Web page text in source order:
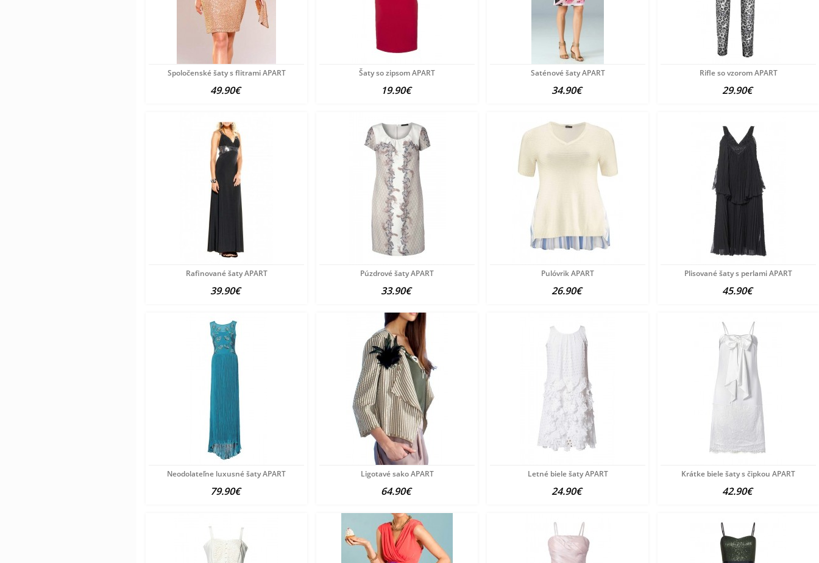
Spoločenské šaty s flitrami APART
49.90€
Šaty so zipsom APART
19.90€
Saténové šaty APART
34.90€
Rifle so vzorom APART
29.90€
Rafinované šaty APART
39.90€
Púzdrové šaty APART
33.90€
Pulóvrik APART
26.90€
Plisované šaty s perlami APART
45.90€
Neodolateľne luxusné šaty APART
79.90€
Ligotavé sako APART
64.90€
Letné biele šaty APART
24.90€
Krátke biele šaty s čipkou APART
42.90€